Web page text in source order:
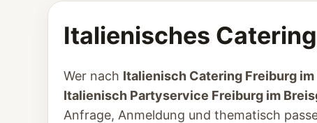
Italienisches
Wer nach Italienisch Catering Freiburg im
Italienisch Partyservice Freiburg im
Anfrage, Anmeldung und thematisch